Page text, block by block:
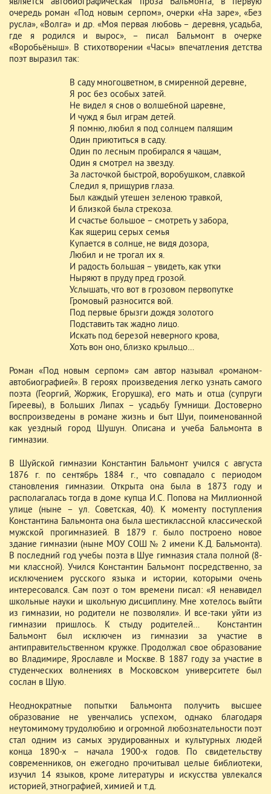
очередь роман «Под новым серпом», очерки «На заре», «Без
русла», «Волга» и др. «Моя первая любовь – деревня, усадьба,
где я родился и вырос», – писал Бальмонт в очерке
«Воробьёныш». В стихотворении «Часы» впечатления детства
поэт выразил так:
В саду многоцветном, в смиренной деревне,
Я рос без особых затей.
Не видел я снов о волшебной царевне,
И чужд я был играм детей.
Я помню, любил я под солнцем палящим
Один приютиться в саду.
Один по лесным пробирался я чащам,
Один я смотрел на звезду.
За ласточкой быстрой, воробушком, славкой
Следил я, прищурив глаза.
Был каждый утешен зеленою травкой,
И близкой была стрекоза.
И счастье большое – смотреть у забора,
Как ящериц серых семья
Купается в солнце, не видя дозора,
Любил и не трогал их я.
И радость большая – увидеть, как утки
Ныряют в пруду пред грозой.
Услышать, что вот в грозовом первопутке
Громовый разносится вой.
Под первые брызги дождя золотого
Подставить так жадно лицо.
Искать под березой неверного крова,
Хоть вон оно, близко крыльцо…
Роман «Под новым серпом» сам автор называл «романом-
автобиографией». В героях произведения легко узнать самого
поэта (Георгий, Жоржик, Егорушка), его мать и отца (супруги
Гиреевы), в Больших Липах – усадьбу Гумнищи. Достоверно
воспроизведены в романе жизнь и быт Шуи, поименованной
как уездный город Шушун. Описана и учеба Бальмонта в
гимназии.
В Шуйской гимназии Константин Бальмонт учился с августа
1876 г. по сентябрь 1884 г., что совпадало с периодом
становления гимназии. Открыта она была в 1873 году и
располагалась тогда в доме купца И.С. Попова на Миллионной
улице (ныне – ул. Советская, 40). К моменту поступления
Константина Бальмонта она была шестиклассной классической
мужской прогимназией. В 1879 г. было построено новое
здание гимназии (ныне МОУ СОШ № 2 имени К.Д. Бальмонта).
В последний год учебы поэта в Шуе гимназия стала полной (8-
ми классной). Учился Константин Бальмонт посредственно, за
исключением русского языка и истории, которыми очень
интересовался. Сам поэт о том времени писал: «Я ненавидел
школьные науки и школьную дисциплину. Мне хотелось выйти
из гимназии, но родители не позволяли». И все-таки уйти из
гимназии пришлось. К стыду родителей… Константин
Бальмонт был исключен из гимназии за участие в
антиправительственном кружке. Продолжал свое образование
во Владимире, Ярославле и Москве. В 1887 году за участие в
студенческих волнениях в Московском университете был
сослан в Шую.
Неоднократные попытки Бальмонта получить высшее
образование не увенчались успехом, однако благодаря
неутомимому трудолюбию и огромной любознательности поэт
стал одним из самых эрудированных и культурных людей
конца 1890-х – начала 1900-х годов. По свидетельству
современников, он ежегодно прочитывал целые библиотеки,
изучил 14 языков, кроме литературы и искусства увлекался
историей, этнографией, химией и т.д.